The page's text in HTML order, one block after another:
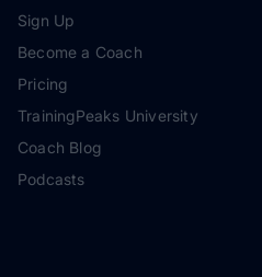
Sign Up
Become a Coach
Pricing
TrainingPeaks University
Coach Blog
Podcasts